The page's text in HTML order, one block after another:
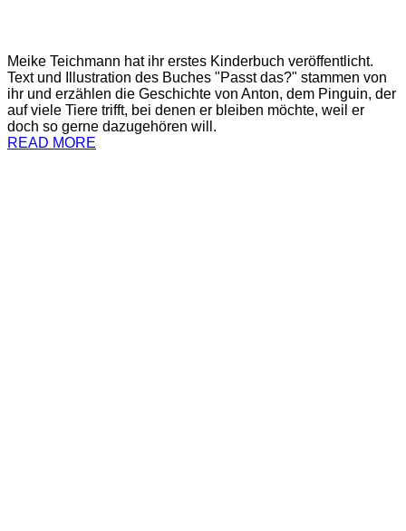
Meike Teichmann hat ihr erstes Kinderbuch veröffentlicht.
Text und Illustration des Buches "Passt das?" stammen von
ihr und erzählen die Geschichte von Anton, dem Pinguin, der
auf viele Tiere trifft, bei denen er bleiben möchte, weil er
doch so gerne dazugehören will.
READ MORE